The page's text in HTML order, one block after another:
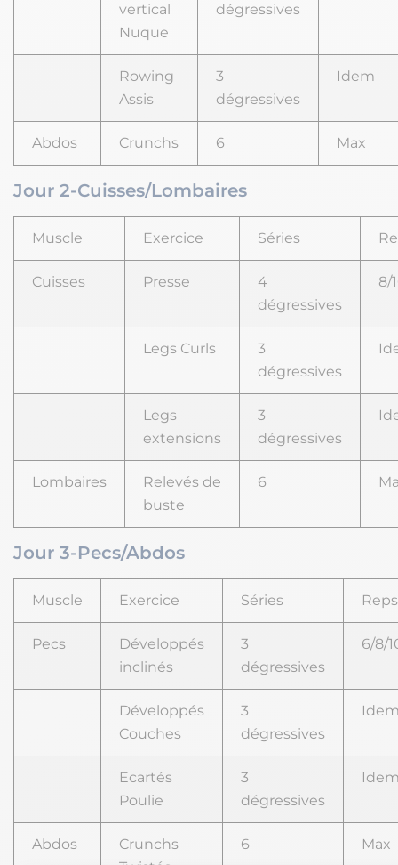
vertical
Nuque
dégressives
Rowing
Assis
3
dégressives
Idem
Abdos Crunchs 6 Max
Jour 2-Cuisses/Lombaires
Muscle Exercice Séries
Cuisses Presse
4
dégressives
8/
Legs Curls
3
dégressives
Legs
extensions
3
dégressives
Lombaires
Relevés de
buste
6
Jour 3-Pecs/Abdos
Muscle Exercice Séries Reps
Pecs
Développés
inclinés
3
dégressives
6/8/
Développés
Couches
3
dégressives
Ecartés
Poulie
3
dégressives
Abdos
Crunchs
6 Max